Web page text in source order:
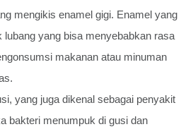
mengikis enamel gigi. Enamel yang
yang bisa menyebabkan rasa
makanan atau minuman
yang juga dikenal sebagai penyakit
bakteri menumpuk di gusi dan